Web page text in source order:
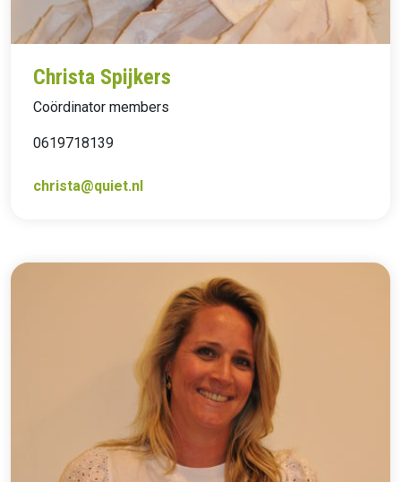
Christa Spijkers
Coördinator members
0619718139
christa@quiet.nl